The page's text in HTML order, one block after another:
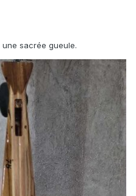
sacrée gueule.